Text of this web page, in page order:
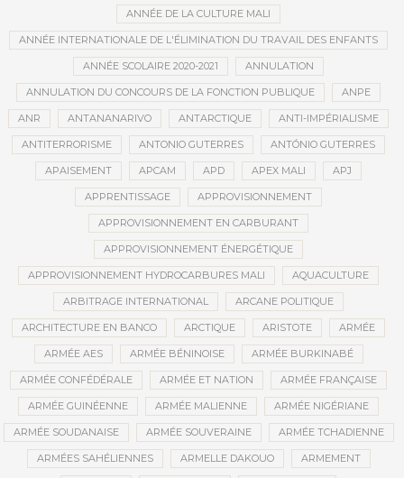
ANNÉE DE LA CULTURE MALI
ANNÉE INTERNATIONALE DE L'ÉLIMINATION DU TRAVAIL DES ENFANTS
ANNÉE SCOLAIRE 2020-2021 ANNULATION
ANNULATION DU CONCOURS DE LA FONCTION PUBLIQUE ANPE
ANR ANTANANARIVO ANTARCTIQUE ANTI-IMPÉRIALISME
ANTITERRORISME ANTONIO GUTERRES ANTÓNIO GUTERRES
APAISEMENT APCAM APD APEX MALI APJ
APPRENTISSAGE APPROVISIONNEMENT
APPROVISIONNEMENT EN CARBURANT
APPROVISIONNEMENT ÉNERGÉTIQUE
APPROVISIONNEMENT HYDROCARBURES MALI AQUACULTURE
ARBITRAGE INTERNATIONAL ARCANE POLITIQUE
ARCHITECTURE EN BANCO ARCTIQUE ARISTOTE ARMÉE
ARMÉE AES ARMÉE BÉNINOISE ARMÉE BURKINABÉ
ARMÉE CONFÉDÉRALE ARMÉE ET NATION ARMÉE FRANÇAISE
ARMÉE GUINÉENNE ARMÉE MALIENNE ARMÉE NIGÉRIANE
ARMÉE SOUDANAISE ARMÉE SOUVERAINE ARMÉE TCHADIENNE
ARMÉES SAHÉLIENNES ARMELLE DAKOUO ARMEMENT